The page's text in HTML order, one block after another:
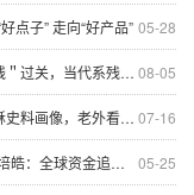
05-28
点子” 走向“好产品”
08-05
年飙至5.1亿，1.6亿诉讼悬而未决
07-16
外看见他为何慌了神
05-25
融资规模有望创近五年新高